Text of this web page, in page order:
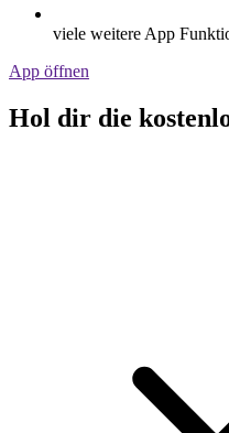
viele weitere App
App öffnen
Hol dir die